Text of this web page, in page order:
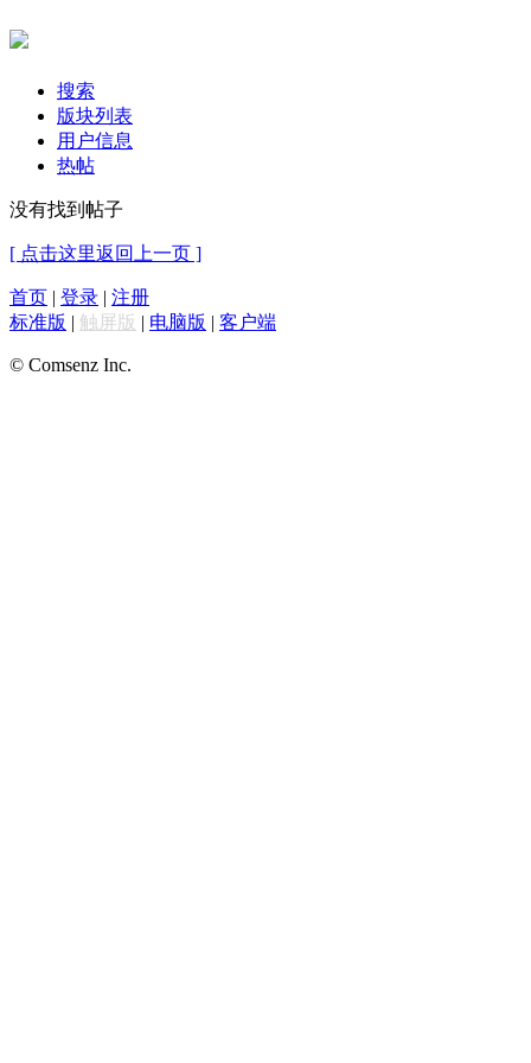
搜索
版块列表
用户信息
热帖
没有找到帖子
[ 点击这里返回上一页 ]
首页 | 登录 | 注册
标准版 | 触屏版 | 电脑版 | 客户端
© Comsenz Inc.